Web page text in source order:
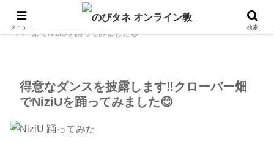
ホーム のびタネ日記
得意なダンスを披露します‼️クロ
ーバー畑でNiziUを踊ってみました😊
得意なダンスを披露します‼️クローバー畑
でNiziUを踊ってみました😊
メニュー 検索